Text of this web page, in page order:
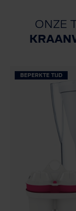
ONZE
BEPERKTE TIJD